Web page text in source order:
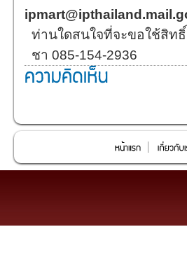
ท่านใดสนใจที่จะขอใช้สิท
ชา 085-154-2936